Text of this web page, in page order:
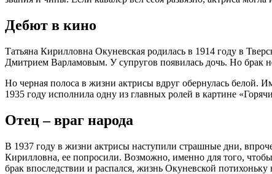
Дебют в кино
Татьяна Кирилловна Окуневская родилась в 1914 году в
Дмитрием Варламовым. У супругов появилась дочь. Но брак
Но черная полоса в жизни актрисы вдруг обернулась
1935 году исполнила одну из главных ролей в картине
Отец – враг народа
В 1937 году в жизни актрисы наступили страшные дни,
Кирилловна, ее попросили. Возможно, именно для того,
брак впоследствии и распался, жизнь Окуневской потихоньку